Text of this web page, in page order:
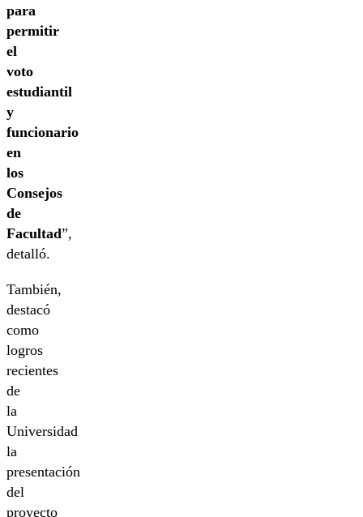
para
permitir
el
voto
estudiantil
y
funcionario
en
los
Consejos
de
Facultad”,
detalló.
También,
destacó
como
logros
recientes
de
la
Universidad
la
presentación
del
proyecto